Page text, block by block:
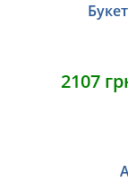
2107